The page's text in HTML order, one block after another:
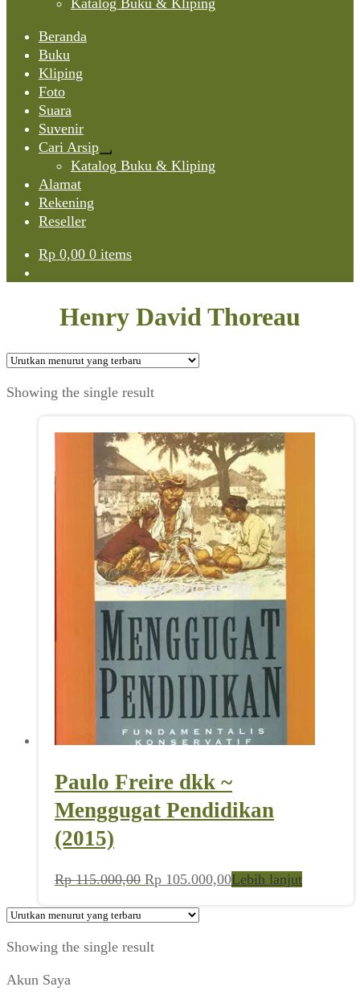
Katalog Buku & Kliping
Beranda
Buku
Kliping
Foto
Suara
Suvenir
Cari Arsip
Expand
child
Katalog Buku & Kliping
Alamat
Rekening
Reseller
Rp 0,00 0 items
Henry David Thoreau
Showing the single result
Paulo Freire dkk ~
Menggugat Pendidikan
(2015)
Rp115.000,00 Harga
Rp 105.000,00Harga
Lebih lanjut
Showing the single result
Akun Saya